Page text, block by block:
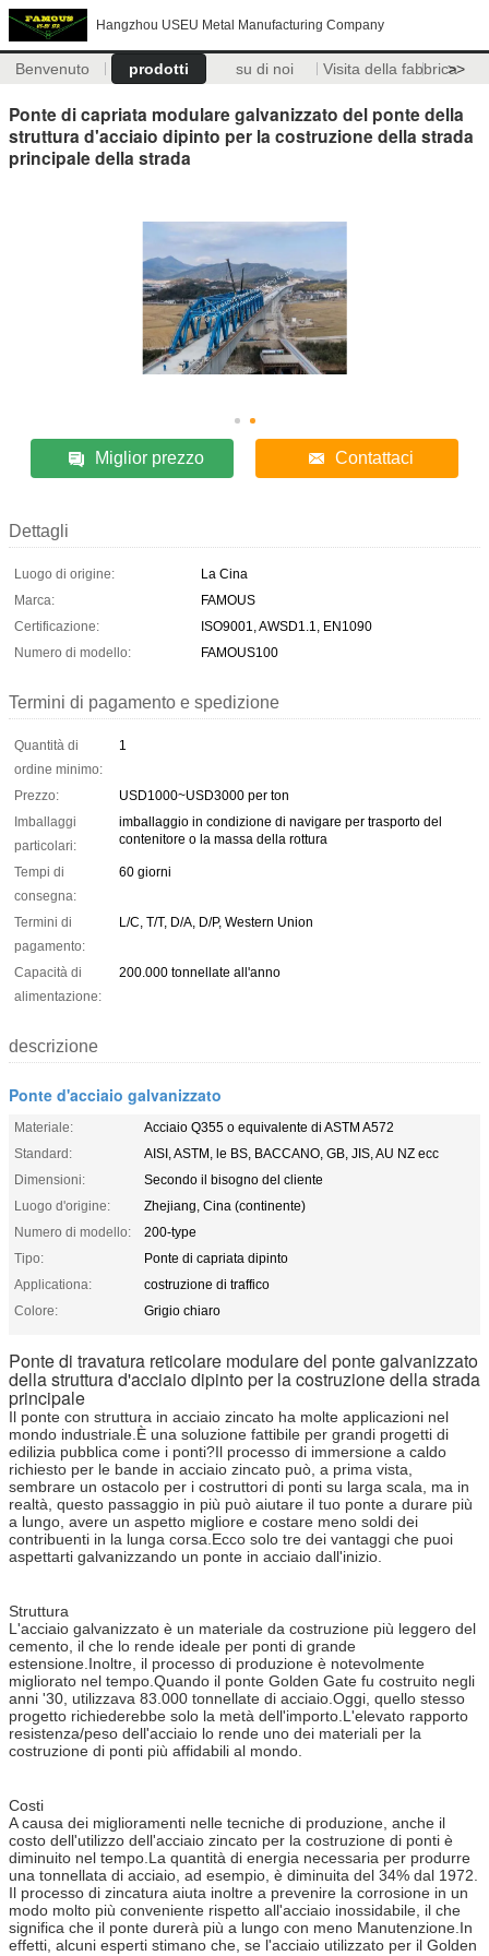
Hangzhou USEU Metal Manufacturing Company
Benvenuto prodotti su di noi Visita della fabbrica>>
Ponte di capriata modulare galvanizzato del ponte della
struttura d'acciaio dipinto per la costruzione della strada
principale della strada
Miglior prezzo Contattaci
Dettagli
Luogo di origine:
La Cina
Marca:
FAMOUS
Certificazione:
ISO9001, AWSD1.1, EN1090
Numero di modello:
FAMOUS100
Termini di pagamento e spedizione
Quantità di
ordine minimo:
1
Prezzo:
USD1000~USD3000 per ton
Imballaggi
particolari:
imballaggio in condizione di navigare per trasporto del
contenitore o la massa della rottura
Tempi di
consegna:
60 giorni
Termini di
pagamento:
L/C, T/T, D/A, D/P, Western Union
Capacità di
alimentazione:
200.000 tonnellate all'anno
descrizione
Ponte d'acciaio galvanizzato
Materiale:
Acciaio Q355 o equivalente di ASTM A572
Standard:
AISI, ASTM, le BS, BACCANO, GB, JIS, AU NZ ecc
Dimensioni:
Secondo il bisogno del cliente
Luogo d'origine:
Zhejiang, Cina (continente)
Numero di modello:
200-type
Tipo:
Ponte di capriata dipinto
Applicationa:
costruzione di traffico
Colore:
Grigio chiaro
Ponte di travatura reticolare modulare del ponte galvanizzato
della struttura d'acciaio dipinto per la costruzione della strada
principale
Il ponte con struttura in acciaio zincato ha molte applicazioni nel
mondo industriale.È una soluzione fattibile per grandi progetti di
edilizia pubblica come i ponti?Il processo di immersione a caldo
richiesto per le bande in acciaio zincato può, a prima vista,
sembrare un ostacolo per i costruttori di ponti su larga scala, ma in
realtà, questo passaggio in più può aiutare il tuo ponte a durare più
a lungo, avere un aspetto migliore e costare meno soldi dei
contribuenti in la lunga corsa.Ecco solo tre dei vantaggi che puoi
aspettarti galvanizzando un ponte in acciaio dall'inizio.
Struttura
L'acciaio galvanizzato è un materiale da costruzione più leggero del
cemento, il che lo rende ideale per ponti di grande
estensione.Inoltre, il processo di produzione è notevolmente
migliorato nel tempo.Quando il ponte Golden Gate fu costruito negli
anni '30, utilizzava 83.000 tonnellate di acciaio.Oggi, quello stesso
progetto richiederebbe solo la metà dell'importo.L'elevato rapporto
resistenza/peso dell'acciaio lo rende uno dei materiali per la
costruzione di ponti più affidabili al mondo.
Costi
A causa dei miglioramenti nelle tecniche di produzione, anche il
costo dell'utilizzo dell'acciaio zincato per la costruzione di ponti è
diminuito nel tempo.La quantità di energia necessaria per produrre
una tonnellata di acciaio, ad esempio, è diminuita del 34% dal 1972.
Il processo di zincatura aiuta inoltre a prevenire la corrosione in un
modo molto più conveniente rispetto all'acciaio inossidabile, il che
significa che il ponte durerà più a lungo con meno Manutenzione.In
effetti, alcuni esperti stimano che, se l'acciaio utilizzato per il Golden